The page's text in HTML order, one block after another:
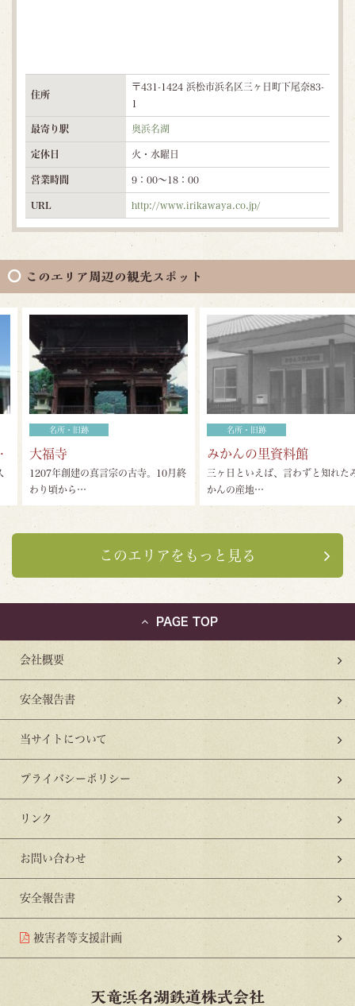
住所
〒431-1424 浜松市浜名区三ヶ日町下尾奈83-
1
最寄り駅 奥浜名湖
定休日 火・水曜日
営業時間 9：00～18：00
URL http://www.irikawaya.co.jp/
このエリア周辺の観光スポット
名所・旧跡
大福寺
1207年創建の真言宗の古寺。10月終
わり頃から…
名所・旧跡
みかんの里資料館
三ヶ日といえば、言わずと知れたみ
かんの産地…
このエリアをもっと見る
会社概要
安全報告書
当サイトについて
プライバシーポリシー
リンク
お問い合わせ
安全報告書
被害者等支援計画
天竜浜名湖鉄道株式会社
PAGE TOP